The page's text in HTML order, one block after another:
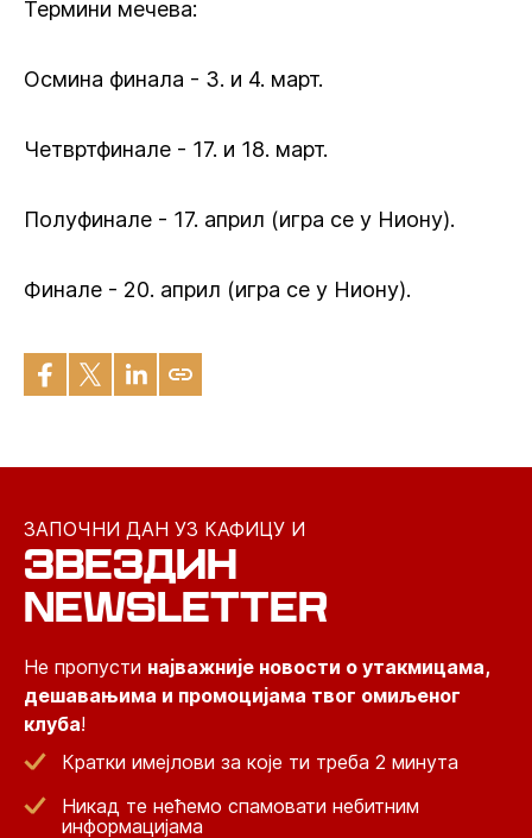
Термини мечева:
Осмина финала - 3. и 4. март.
Четвртфинале - 17. и 18. март.
Полуфинале - 17. април (игра се у Ниону).
Финале - 20. април (игра се у Ниону).
ЗАПОЧНИ ДАН УЗ КАФИЦУ И
ЗВЕЗДИН
NEWSLETTER
Не пропусти најважније новости о утакмицама,
дешавањима и промоцијама твог омиљеног
клуба!
Кратки имејлови за које ти треба 2 минута
Никад те нећемо спамовати небитним
информацијама